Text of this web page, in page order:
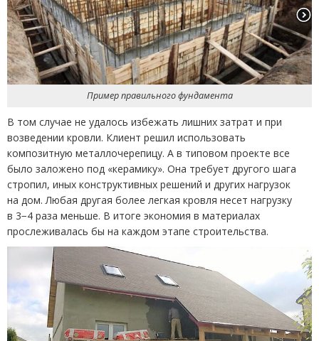
Пример правильного фундамента
В том случае не удалось избежать лишних затрат и при
возведении кровли. Клиент решил использовать
композитную металлочерепицу. А в типовом проекте все
было заложено под «керамику». Она требует другого шага
стропил, иных конструктивных решений и других нагрузок
на дом. Любая другая более легкая кровля несет нагрузку
в 3−4 раза меньше. В итоге экономия в материалах
прослеживалась бы на каждом этапе строительства.